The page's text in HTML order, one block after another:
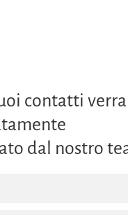
contatti
dal nostro